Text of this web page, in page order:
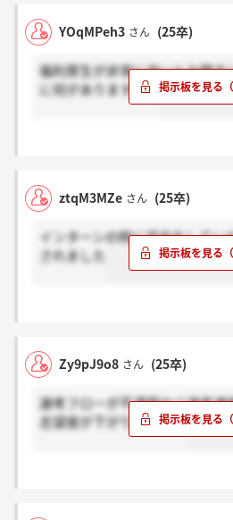
YOqMPeh3 さん (25卒)
福利厚生が非常に良いとお聞
に何がありますか？
ztqM3MZe さん (25卒)
インターンの時に司会をして
されました
Zy9pJ9o8 さん (25卒)
選考フローが不透明かつ選考連
志望度が下がりました。